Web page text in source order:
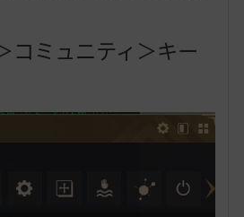
コミュニティ＞キー